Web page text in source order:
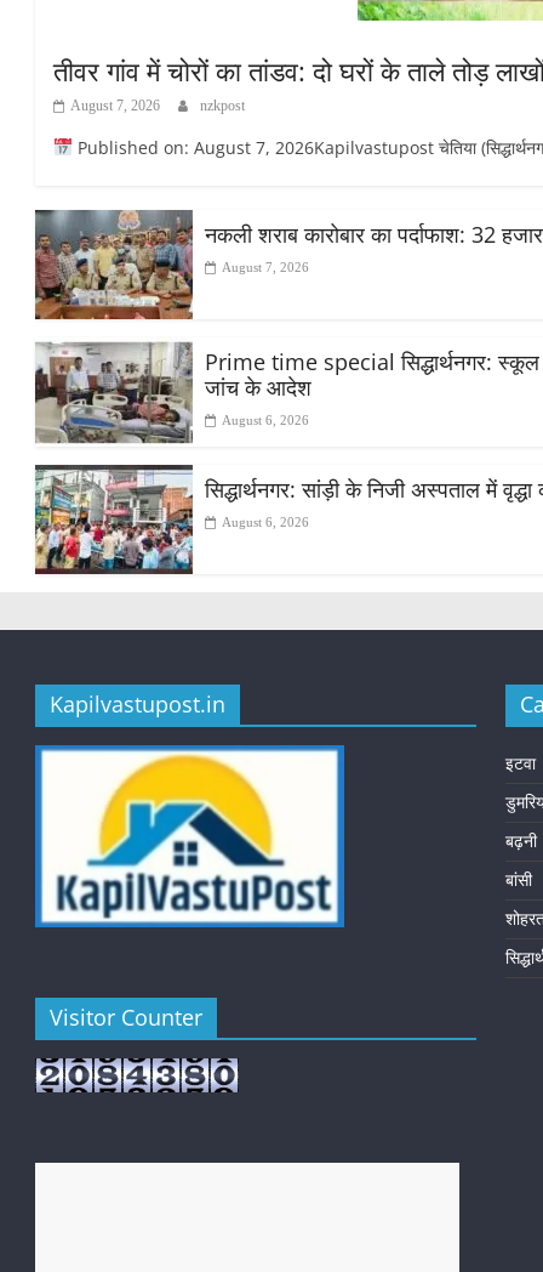
तीवर गांव में चोरों का तांडव: दो घरों के ताले तोड़
August 7, 2026 nzkpost
Published on: August 7, 2026Kapilvastupost चेतिया (सिद्धार्थनगर):
नकली शराब कारोबार का पर्दाफाश: 32
August 7, 2026
Prime time special सिद्धार्थनगर: स्कूल
जांच के आदेश
August 6, 2026
सिद्धार्थनगर: सांड़ी के निजी अस्पताल में
August 6, 2026
Kapilvastupost.in
Visitor Counter
इटवा
बढ़नी
बांसी